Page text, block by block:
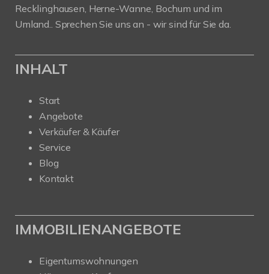
Recklinghausen, Herne-Wanne, Bochum und im
Umland.. Sprechen Sie uns an - wir sind für Sie da.
INHALT
Start
Angebote
Verkäufer & Käufer
Service
Blog
Kontakt
IMMOBILIENANGEBOTE
Eigentumswohnungen